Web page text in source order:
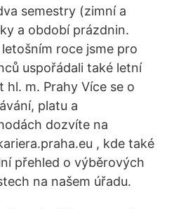
semestry (zimní a
a období prázdnin.
roce jsme pro
uspořádali také letní
m. Prahy Více se o
platu a
dozvíte na
, kde také
přehled o výběrových
na našem úřadu.